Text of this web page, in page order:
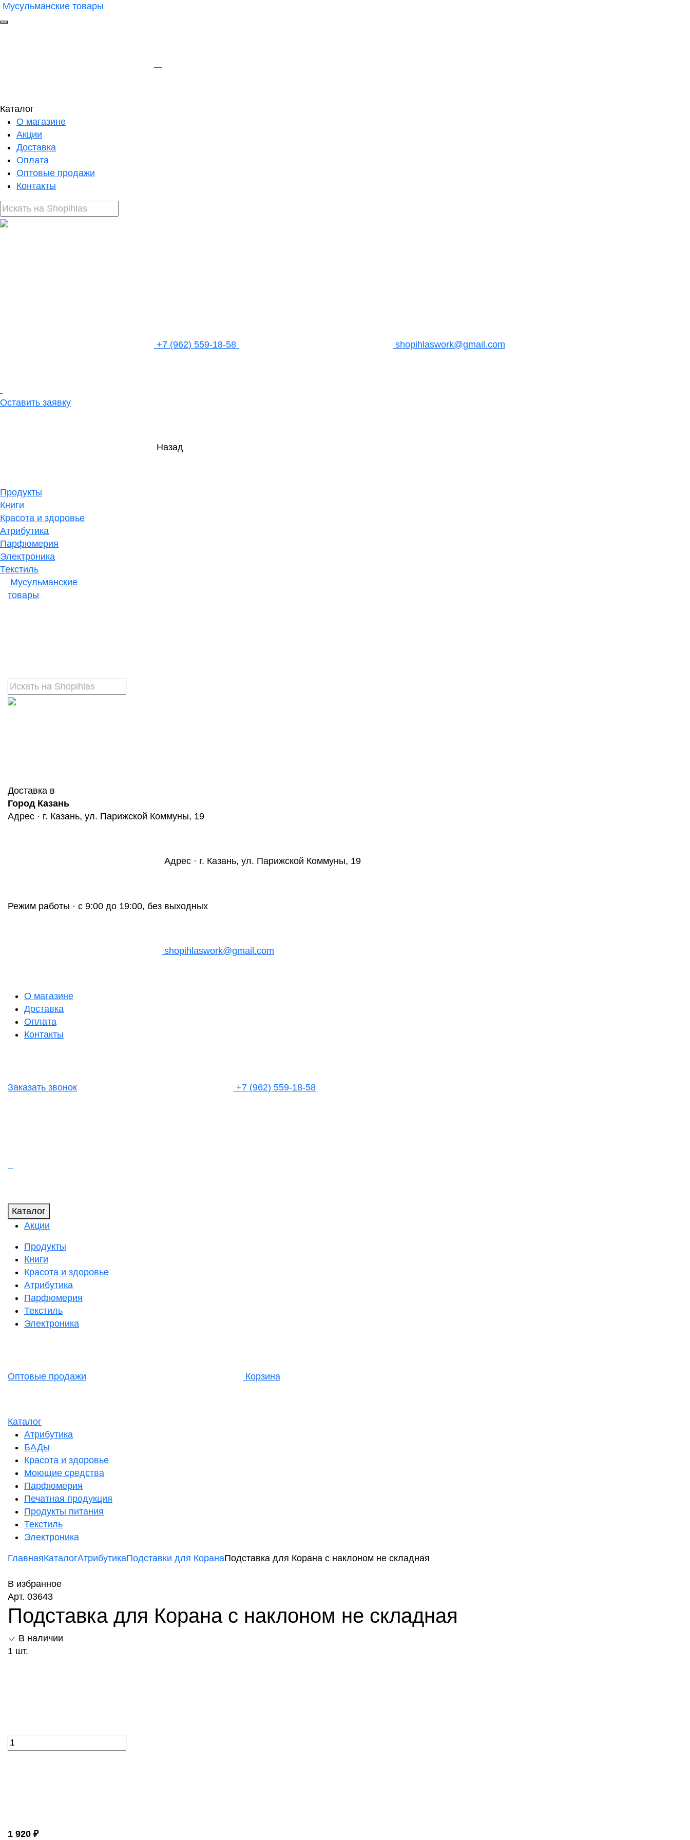
Мусульманские товары
Каталог
О магазине
Акции
Доставка
Оплата
Оптовые продажи
Контакты
+7 (962) 559-18-58 shopihlaswork@gmail.com
Оставить заявку
Назад
Продукты
Книги
Красота и здоровье
Атрибутика
Парфюмерия
Электроника
Текстиль
Мусульманские
товары
Доставка в
Город Казань
Адрес · г. Казань, ул. Парижской Коммуны, 19
Адрес · г. Казань, ул. Парижской Коммуны, 19
Режим работы · с 9:00 до 19:00, без выходных
shopihlaswork@gmail.com
О магазине
Доставка
Оплата
Контакты
Заказать звонок +7 (962) 559-18-58
Каталог
Акции
Продукты
Книги
Красота и здоровье
Атрибутика
Парфюмерия
Текстиль
Электроника
Оптовые продажи Корзина
Каталог
Атрибутика
БАДы
Красота и здоровье
Моющие средства
Парфюмерия
Печатная продукция
Продукты питания
Текстиль
Электроника
ГлавнаяКаталогАтрибутикаПодставки для КоранаПодставка для Корана с наклоном не складная
В избранное
Арт. 03643
Подставка для Корана с наклоном не складная
В наличии
1 шт.
1 920 ₽